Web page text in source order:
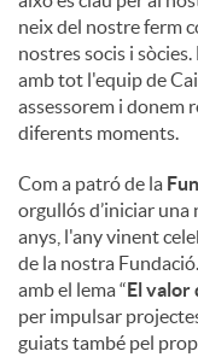
neix del nostre ferm
nostres socis i
amb tot l'equip de
assessorem i donem
diferents moments.
Com a patró de la
orgullós d’iniciar una
anys, l'any vinent
de la nostra
amb el lema “ El
per impulsar
guiats també pel